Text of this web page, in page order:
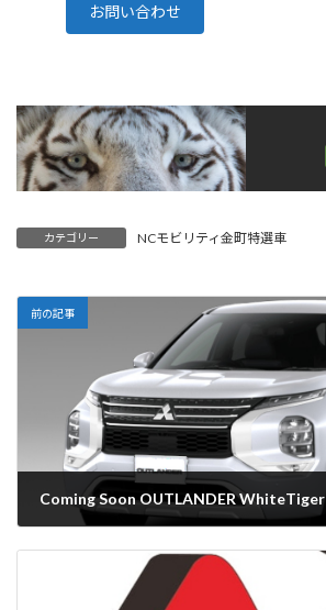
お問い合わせ
カテゴリー NCモビリティ金町特選車
前の記事
Coming Soon OUTLANDER WhiteTiger
2022-07-12